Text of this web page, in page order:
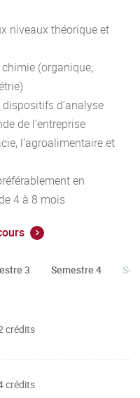
niveaux théorique et
(organique,
d’analyse
de l’entreprise
l’agroalimentaire et
en
4 à 8 mois
3 Semestre 4
crédits
crédits